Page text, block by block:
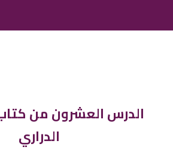
الدرس العشرون من
الدراري